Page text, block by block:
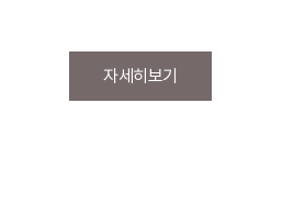
자세히보기